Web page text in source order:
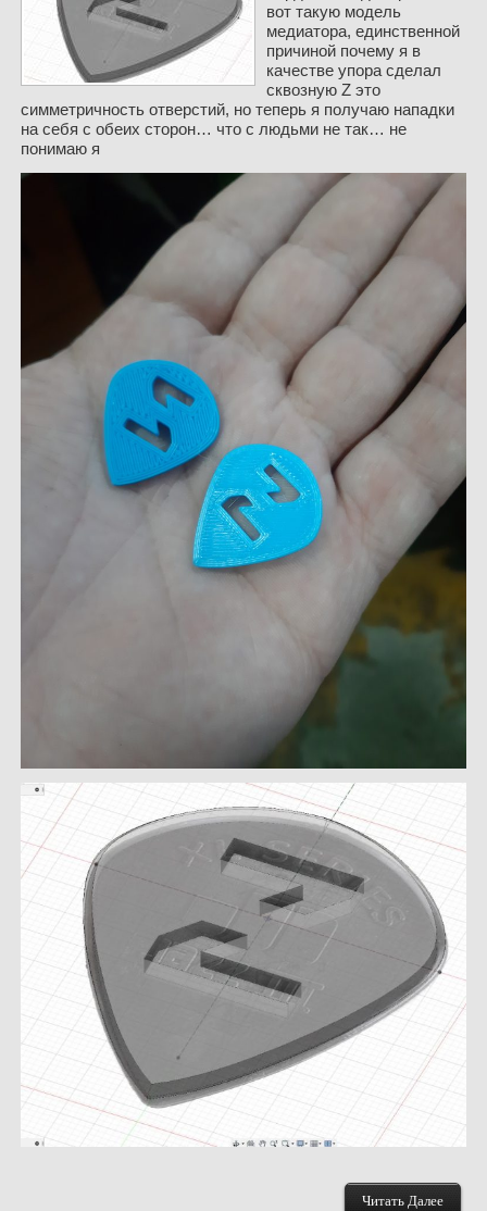
вот такую модель
медиатора, единственной
причиной почему я в
качестве упора сделал
сквозную Z это
симметричность отверстий, но теперь я получаю нападки
на себя с обеих сторон… что с людьми не так… не
понимаю я
Читать Далее